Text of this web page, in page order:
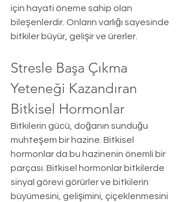
için hayati öneme sahip olan
bileşenlerdir. Onların varlığı sayesinde
bitkiler büyür, gelişir ve ürerler.
Stresle Başa Çıkma
Yeteneği Kazandıran
Bitkisel Hormonlar
Bitkilerin gücü, doğanın sunduğu
muhteşem bir hazine. Bitkisel
hormonlar da bu hazinenin önemli bir
parçası. Bitkisel hormonlar bitkilerde
sinyal görevi görürler ve bitkilerin
büyümesini, gelişimini, çiçeklenmesini